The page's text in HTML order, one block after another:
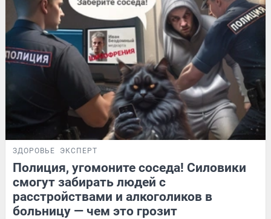
ЗДОРОВЬЕ ЭКСПЕРТ
Полиция, угомоните соседа! Силовики
смогут забирать людей с
расстройствами и алкоголиков в
больницу — чем это грозит